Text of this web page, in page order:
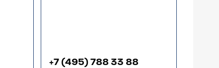
+7 (495) 788 33 88